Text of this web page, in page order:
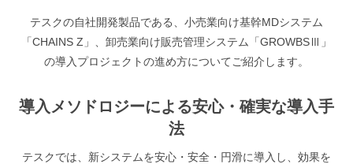
テスクの自社開発製品である、 小売業向け基幹MDシステム
「CHAINS Z」
卸売業向け販売管理システム「GROWBSⅢ」
の導入プロジェクトの進め方についてご紹介します。
導入メソドロジーによる安心・確実な導入手
法
テスクでは、新システムを安心・安全・円滑に導入し、効果を